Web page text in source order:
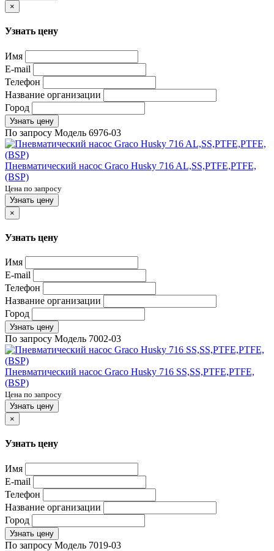
×
Узнать цену
Имя
E-mail
Телефон
Название организации
Город
Узнать цену
По запросу Модель 6976-03
Пневматический насос Graco Husky 716 AL,SS,PTFE,PTFE,
(BSP)
Цена по запросу
Узнать цену
×
Узнать цену
Имя
E-mail
Телефон
Название организации
Город
Узнать цену
По запросу Модель 7002-03
Пневматический насос Graco Husky 716 SS,SS,PTFE,PTFE,
(BSP)
Цена по запросу
Узнать цену
×
Узнать цену
Имя
E-mail
Телефон
Название организации
Город
Узнать цену
По запросу Модель 7019-03